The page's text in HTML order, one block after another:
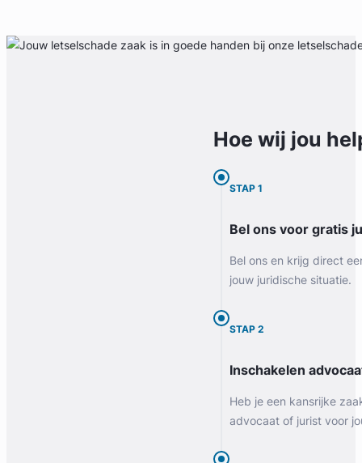
Hoe wij jou
STAP 1
Bel ons voor gratis
Bel ons en krijg direct
jouw juridische situatie.
STAP 2
Inschakelen
Heb je een kansrijke
advocaat of jurist voor